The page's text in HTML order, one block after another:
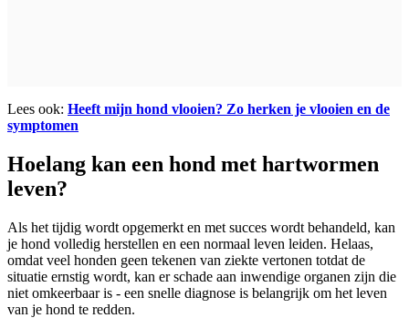
Lees ook: Heeft mijn hond vlooien? Zo herken je vlooien en de
symptomen
Hoelang kan een hond met hartwormen
leven?
Als het tijdig wordt opgemerkt en met succes wordt behandeld, kan
je hond volledig herstellen en een normaal leven leiden. Helaas,
omdat veel honden geen tekenen van ziekte vertonen totdat de
situatie ernstig wordt, kan er schade aan inwendige organen zijn die
niet omkeerbaar is - een snelle diagnose is belangrijk om het leven
van je hond te redden.